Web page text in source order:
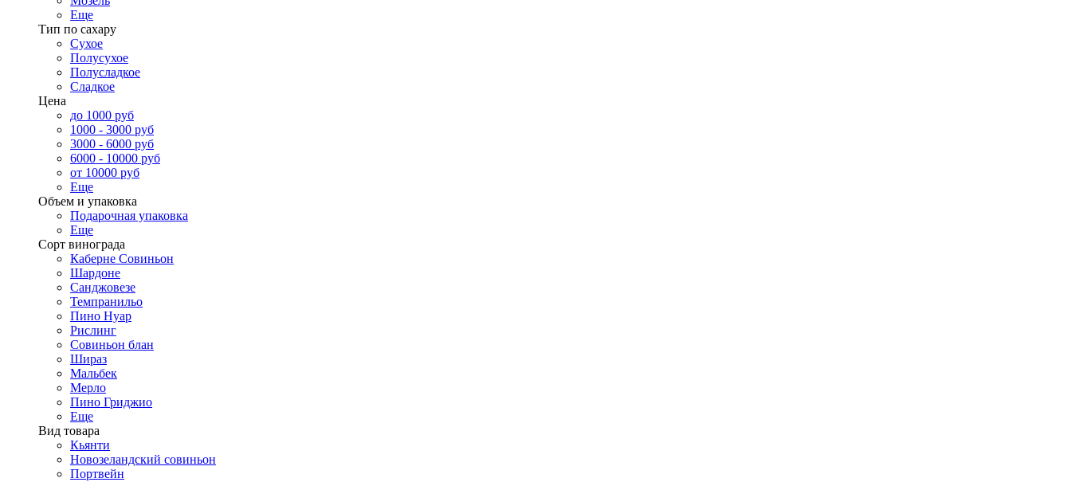
Еще
Тип по сахару
Сухое
Полусухое
Полусладкое
Сладкое
Цена
до 1000 руб
1000 - 3000 руб
3000 - 6000 руб
6000 - 10000 руб
от 10000 руб
Еще
Объем и упаковка
Подарочная упаковка
Еще
Сорт винограда
Каберне Совиньон
Шардоне
Санджовезе
Темпранильо
Пино Нуар
Рислинг
Совиньон блан
Шираз
Мальбек
Мерло
Пино Гриджио
Еще
Вид товара
Кьянти
Новозеландский совиньон
Портвейн